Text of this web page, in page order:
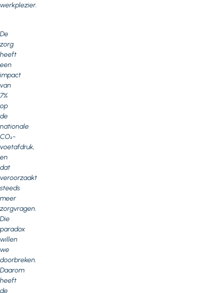
werkplezier.
De
zorg
heeft
een
impact
van
7%
op
de
nationale
CO₂-
voetafdruk,
en
dat
veroorzaakt
steeds
meer
zorgvragen.
Die
paradox
willen
we
doorbreken.
Daarom
heeft
de